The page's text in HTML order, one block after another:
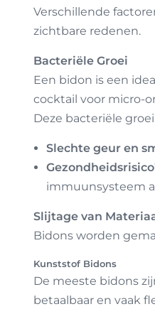
Verschillende
zichtbare redenen.
Bacteriële Groei
Een bidon is een
cocktail voor micro-
Deze bacteriële
Slechte geur en
immuunsysteem
Slijtage van
Bidons worden
Kunststof Bidons
De meeste bidons
betaalbaar en vaak